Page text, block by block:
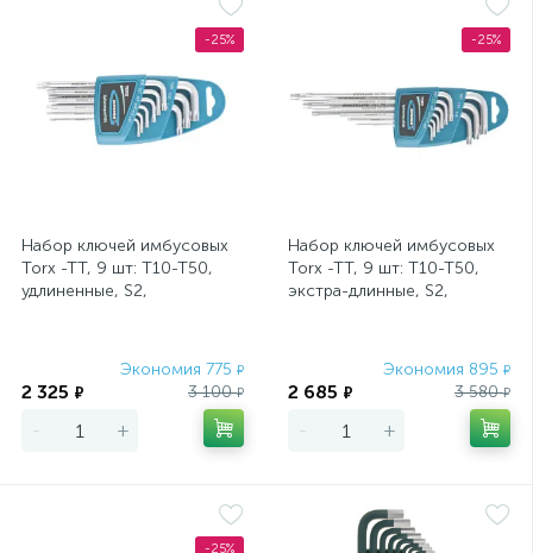
-25%
Набор ключей имбусовых
Torx -TT, 9 шт: T10-T50,
удлиненные, S2,
Экономия 775 ₽
2 325 ₽ 3 100₽
- +
-25%
Набор ключей имбусовых
Torx -TT, 9 шт: T10-T50,
экстра-длинные, S2,
Экономия 895 ₽
2 685 ₽ 3 580₽
- +
-25%